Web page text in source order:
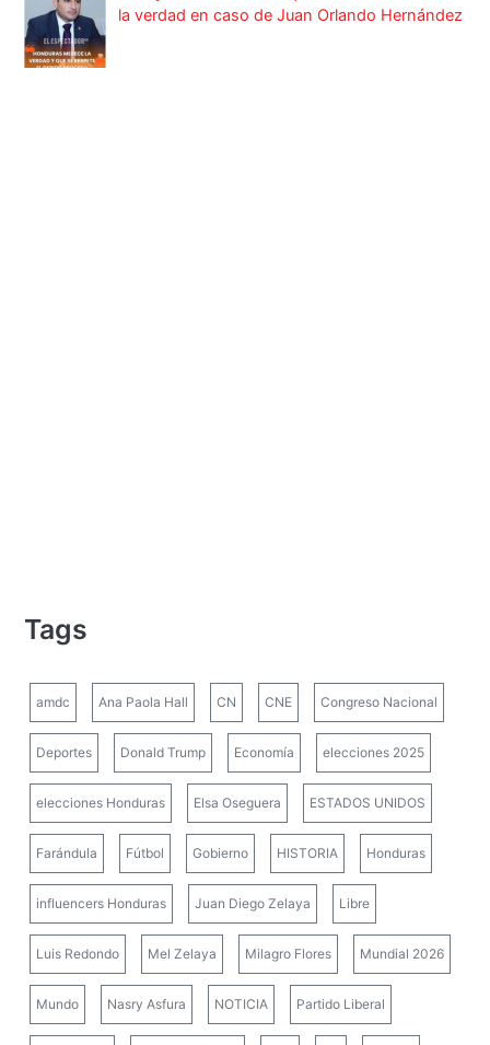
la verdad en caso de Juan Orlando Hernández
Tags
amdc Ana Paola Hall CN CNE Congreso Nacional
Deportes Donald Trump Economía elecciones 2025
elecciones Honduras Elsa Oseguera ESTADOS UNIDOS
Farándula Fútbol Gobierno HISTORIA Honduras
influencers Honduras Juan Diego Zelaya Libre
Luis Redondo Mel Zelaya Milagro Flores Mundial 2026
Mundo Nasry Asfura NOTICIA Partido Liberal